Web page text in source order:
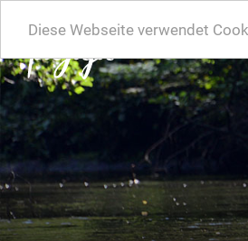
Diese Webseite verwendet